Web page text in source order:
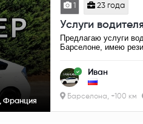
Франция
1 23 года
Услуги
Предлагаю услуги
Барселоне, имею
Иван
Барселона, +100 км